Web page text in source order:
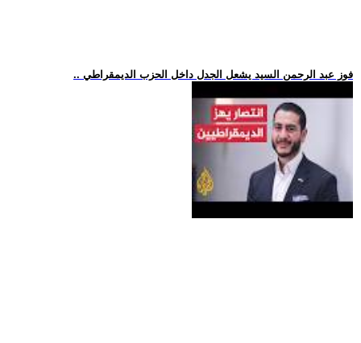
.. فوز عبد الرحمن السيد يشعل الجدل داخل الحزب الديمقراطي